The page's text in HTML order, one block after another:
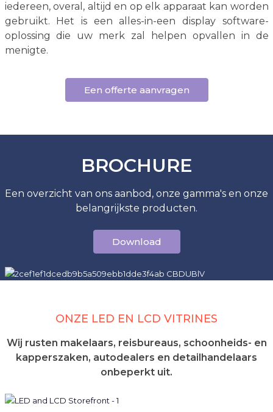
iedereen, overal, altijd en op elk apparaat kan worden
gebruikt. Het is een alles-in-een display software-
oplossing die uw merk zal helpen opvallen in de
menigte.
Een offerte aanvragen
BROCHURE
Een overzicht van ons aanbod, onze gamma's en onze
belangrijkste producten.
Download
ONZE LED EN LCD VITRINES
Wij rusten makelaars, reisbureaus, schoonheids- en
kapperszaken, autodealers en detailhandelaars
onbeperkt uit.